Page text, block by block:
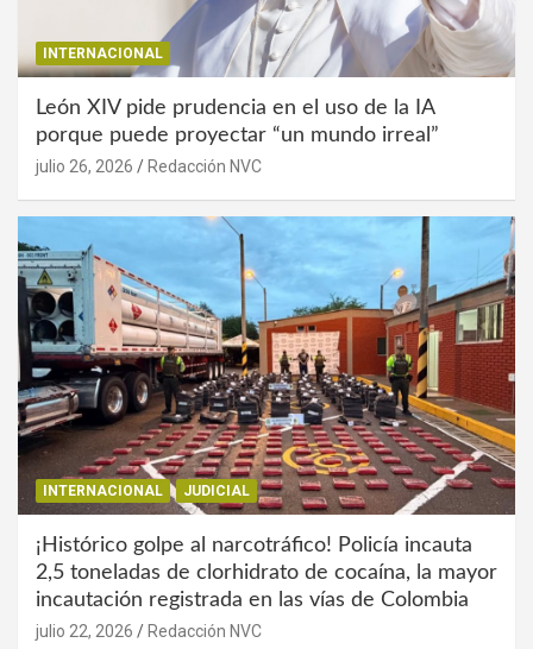
INTERNACIONAL
León XIV pide prudencia en el uso de la IA
porque puede proyectar “un mundo irreal”
julio 26, 2026 Redacción NVC
INTERNACIONAL JUDICIAL
¡Histórico golpe al narcotráfico! Policía incauta
2,5 toneladas de clorhidrato de cocaína, la mayor
incautación registrada en las vías de Colombia
julio 22, 2026 Redacción NVC